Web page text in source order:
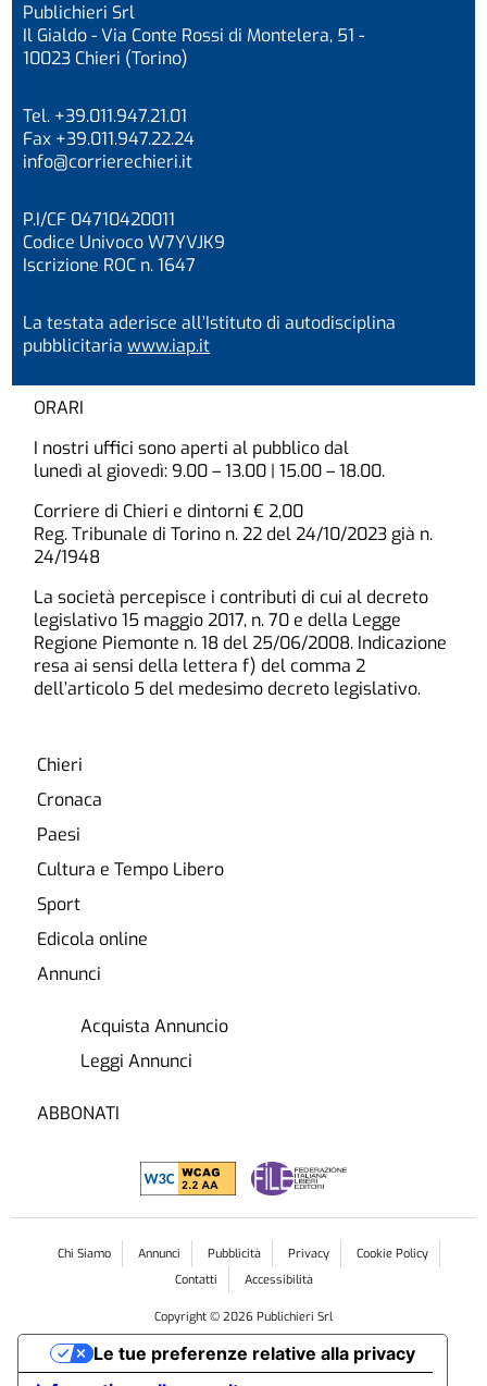
Publichieri Srl
Il Gialdo - Via Conte Rossi di Montelera, 51 -
10023 Chieri (Torino)
Tel. +39.011.947.21.01
Fax +39.011.947.22.24
info@corrierechieri.it
P.I/CF 04710420011
Codice Univoco W7YVJK9
Iscrizione ROC n. 1647
La testata aderisce all’Istituto di autodisciplina
pubblicitariawww.iap.it
ORARI
I nostri uffici sono aperti al pubblico dal
lunedì al giovedì: 9.00 – 13.00 | 15.00 – 18.00.
Corriere di Chieri e dintorni € 2,00
Reg. Tribunale di Torino n. 22 del 24/10/2023 già n.
24/1948
La società percepisce i contributi di cui al decreto
legislativo 15 maggio 2017, n. 70 e della Legge
Regione Piemonte n. 18 del 25/06/2008. Indicazione
resa ai sensi della lettera f) del comma 2
dell’articolo 5 del medesimo decreto legislativo.
Chieri
Cronaca
Paesi
Cultura e Tempo Libero
Sport
Edicola online
Annunci
Acquista Annuncio
Leggi Annunci
ABBONATI
Chi Siamo Annunci Pubblicità Privacy
Cookie Policy
Contatti
Accessibilità
Copyright © 2026 Publichieri Srl
Le tue preferenze relative alla privacy